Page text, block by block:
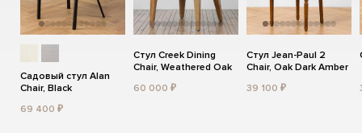
Садовый стул Alan
Chair, Black
69 400 ₽
Стул Creek Dining
Chair, Weathered Oak
60 000 ₽
Стул Jean-Paul 2
Chair, Oak Dark Amber
39 100 ₽